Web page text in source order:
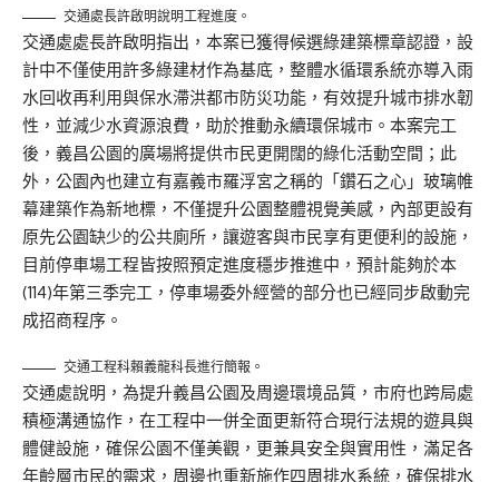
交通處長許啟明說明工程進度。
交通處處長許啟明指出，本案已獲得候選綠建築標章認證，設
計中不僅使用許多綠建材作為基底，整體水循環系統亦導入雨
水回收再利用與保水滯洪都市防災功能，有效提升城市排水韌
性，並減少水資源浪費，助於推動永續環保城市。本案完工
後，義昌公園的廣場將提供市民更開闊的綠化活動空間；此
外，公園內也建立有嘉義市羅浮宮之稱的「鑽石之心」玻璃帷
幕建築作為新地標，不僅提升公園整體視覺美感，內部更設有
原先公園缺少的公共廁所，讓遊客與市民享有更便利的設施，
目前停車場工程皆按照預定進度穩步推進中，預計能夠於本
(114)年第三季完工，停車場委外經營的部分也已經同步啟動完
成招商程序。
交通工程科賴義龍科長進行簡報。
交通處說明，為提升義昌公園及周邊環境品質，市府也跨局處
積極溝通協作，在工程中一併全面更新符合現行法規的遊具與
體健設施，確保公園不僅美觀，更兼具安全與實用性，滿足各
年齡層市民的需求，周邊也重新施作四周排水系統，確保排水